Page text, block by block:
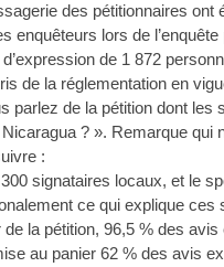
des pétitionnaires ont
enquêteurs lors de
de 1 872
de la réglementation en
parlez de la pétition dont les
? ». Remarque qui
:
signataires locaux, et le
ce qui explique ces
la pétition, 96,5 % des
au panier 62 % des avis